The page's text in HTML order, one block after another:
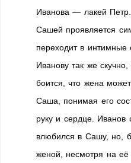
Иванова — лакей
Сашей проявляется
переходит в интимные
Иванову так же
боится, что жена может
Саша, понимая его
руку и сердце. Иванов
влюбился в Сашу, но,
женой, несмотря на